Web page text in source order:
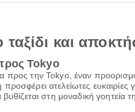
και
Tokyo
προς την Tokyo, έναν
προσφέρει ατελείωτες
βυθίζεται στη μοναδική